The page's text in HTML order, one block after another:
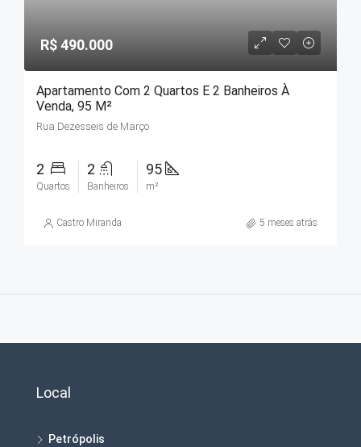
R$ 490.000
Apartamento Com 2 Quartos E 2 Banheiros À
Venda, 95 M²
Rua Dezesseis de Março
2
Quartos
2
Banheiros
95
m²
Castro Miranda 5 meses atrás
Local
Petrópolis